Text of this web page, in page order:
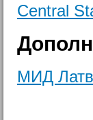
Central
МИД